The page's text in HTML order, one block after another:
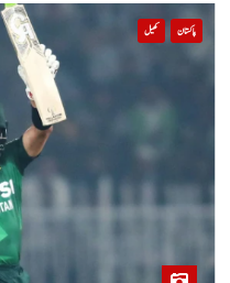
پاکستان کھیل